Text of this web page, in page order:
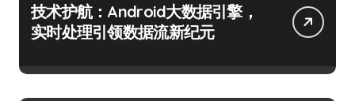
技术护航：Android大数据引擎，
实时处理引领数据流新纪元